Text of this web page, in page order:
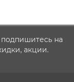
на
акции.